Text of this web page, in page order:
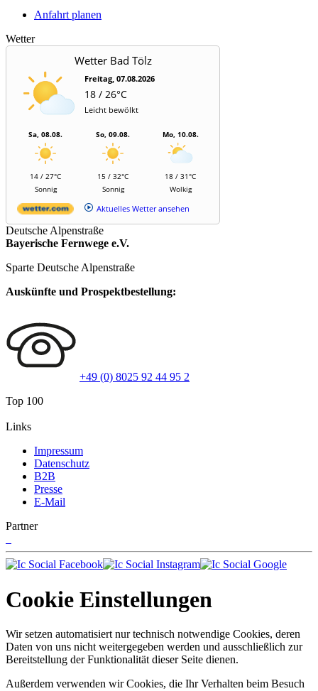
Anfahrt planen
Wetter
Wetter Bad Tölz
Freitag, 07.08.2026
18 / 26°C
Leicht bewölkt
Sa, 08.08.
14 / 27°C
Sonnig
So, 09.08.
15 / 32°C
Sonnig
Mo, 10.08.
18 / 31°C
Wolkig
Aktuelles Wetter ansehen
Deutsche Alpenstraße
Bayerische Fernwege e.V.
Sparte Deutsche Alpenstraße
Auskünfte und Prospektbestellung:
+49 (0) 8025 92 44 95 2
Top 100
Links
Impressum
Datenschutz
B2B
Presse
E-Mail
Partner
Cookie Einstellungen
Wir setzen automatisiert nur technisch notwendige Cookies, deren
Daten von uns nicht weitergegeben werden und ausschließlich zur
Bereitstellung der Funktionalität dieser Seite dienen.
Außerdem verwenden wir Cookies, die Ihr Verhalten beim Besuch